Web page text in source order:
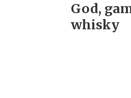
God,
whisky